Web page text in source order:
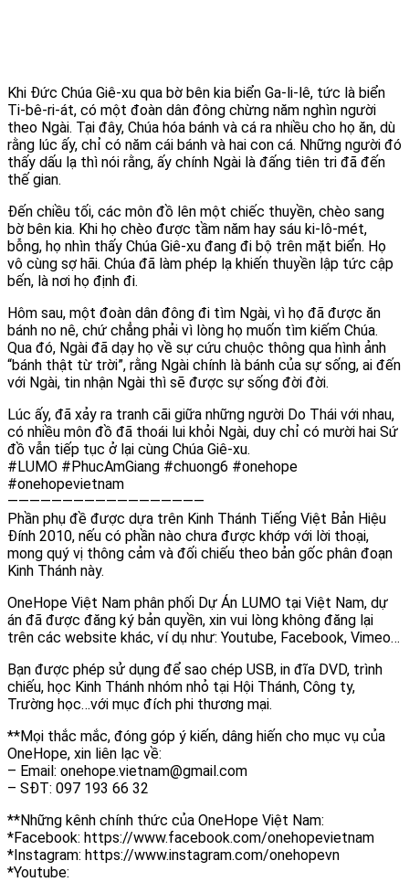
Khi Đức Chúa Giê-xu qua bờ bên kia biển Ga-li-lê, tức là biển
Ti-bê-ri-át, có một đoàn dân đông chừng năm nghìn người
theo Ngài. Tại đây, Chúa hóa bánh và cá ra nhiều cho họ ăn, dù
rằng lúc ấy, chỉ có năm cái bánh và hai con cá. Những người đó
thấy dấu lạ thì nói rằng, ấy chính Ngài là đấng tiên tri đã đến
thế gian.
Đến chiều tối, các môn đồ lên một chiếc thuyền, chèo sang
bờ bên kia. Khi họ chèo được tầm năm hay sáu ki-lô-mét,
bỗng, họ nhìn thấy Chúa Giê-xu đang đi bộ trên mặt biển. Họ
vô cùng sợ hãi. Chúa đã làm phép lạ khiến thuyền lập tức cập
bến, là nơi họ định đi.
Hôm sau, một đoàn dân đông đi tìm Ngài, vì họ đã được ăn
bánh no nê, chứ chẳng phải vì lòng họ muốn tìm kiếm Chúa.
Qua đó, Ngài đã dạy họ về sự cứu chuộc thông qua hình ảnh
“bánh thật từ trời”, rằng Ngài chính là bánh của sự sống, ai đến
với Ngài, tin nhận Ngài thì sẽ được sự sống đời đời.
Lúc ấy, đã xảy ra tranh cãi giữa những người Do Thái với nhau,
có nhiều môn đồ đã thoái lui khỏi Ngài, duy chỉ có mười hai Sứ
đồ vẫn tiếp tục ở lại cùng Chúa Giê-xu.
#LUMO #PhucAmGiang #chuong6 #onehope
#onehopevietnam
——————————————————
Phần phụ đề được dựa trên Kinh Thánh Tiếng Việt Bản Hiệu
Đính 2010, nếu có phần nào chưa được khớp với lời thoại,
mong quý vị thông cảm và đối chiếu theo bản gốc phân đoạn
Kinh Thánh này.
OneHope Việt Nam phân phối Dự Án LUMO tại Việt Nam, dự
án đã được đăng ký bản quyền, xin vui lòng không đăng lại
trên các website khác, ví dụ như: Youtube, Facebook, Vimeo…
Bạn được phép sử dụng để sao chép USB, in đĩa DVD, trình
chiếu, học Kinh Thánh nhóm nhỏ tại Hội Thánh, Công ty,
Trường học…với mục đích phi thương mại.
**Mọi thắc mắc, đóng góp ý kiến, dâng hiến cho mục vụ của
OneHope, xin liên lạc về:
– Email: onehope.vietnam@gmail.com
– SĐT: 097 193 66 32
**Những kênh chính thức của OneHope Việt Nam:
*Facebook: https://www.facebook.com/onehopevietnam
*Instagram: https://www.instagram.com/onehopevn
*Youtube: